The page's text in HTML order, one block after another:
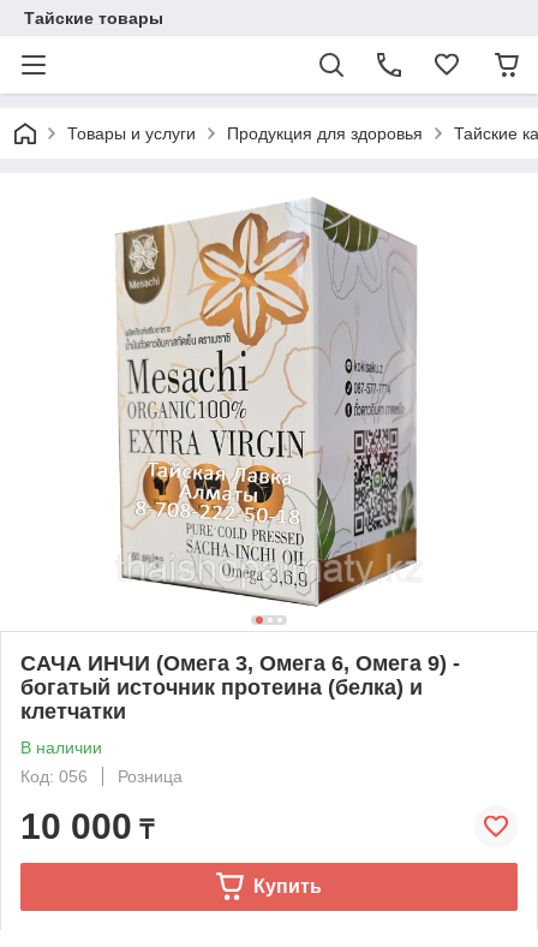
Тайские товары
Товары и услуги Продукция для здоровья Тайские
САЧА ИНЧИ (Омега 3, Омега 6, Омега 9) -
богатый источник протеина (белка) и
клетчатки
В наличии
Код: 056
Розница
10 000 ₸
Купить